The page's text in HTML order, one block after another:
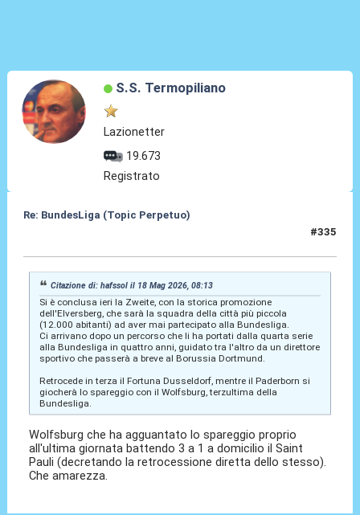
S.S. Termopiliano
Lazionetter
19.673
Registrato
Re: BundesLiga (Topic Perpetuo)
#335
Citazione di: hafssol il 18 Mag 2026, 08:13
Si è conclusa ieri la Zweite, con la storica promozione
dell'Elversberg, che sarà la squadra della città più piccola
(12.000 abitanti) ad aver mai partecipato alla Bundesliga.
Ci arrivano dopo un percorso che li ha portati dalla quarta serie
alla Bundesliga in quattro anni, guidato tra l'altro da un direttore
sportivo che passerà a breve al Borussia Dortmund.
Retrocede in terza il Fortuna Dusseldorf, mentre il Paderborn si
giocherà lo spareggio con il Wolfsburg, terzultima della
Bundesliga.
Wolfsburg che ha agguantato lo spareggio proprio
all'ultima giornata battendo 3 a 1 a domicilio il Saint
Pauli (decretando la retrocessione diretta dello stesso).
Che amarezza.